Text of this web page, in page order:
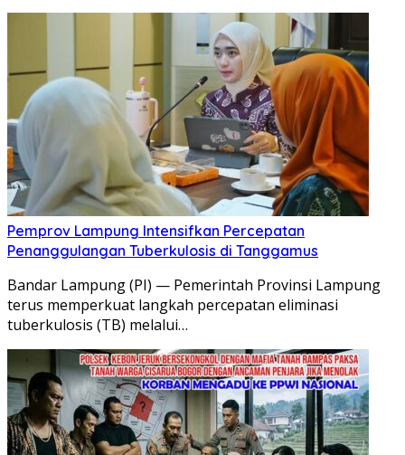
Pemprov Lampung Intensifkan Percepatan
Penanggulangan Tuberkulosis di Tanggamus
Bandar Lampung (PI) — Pemerintah Provinsi Lampung
terus memperkuat langkah percepatan eliminasi
tuberkulosis (TB) melalui…